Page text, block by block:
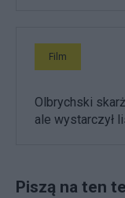
Film
Olbrychski
ale wystarczył
Piszą na ten